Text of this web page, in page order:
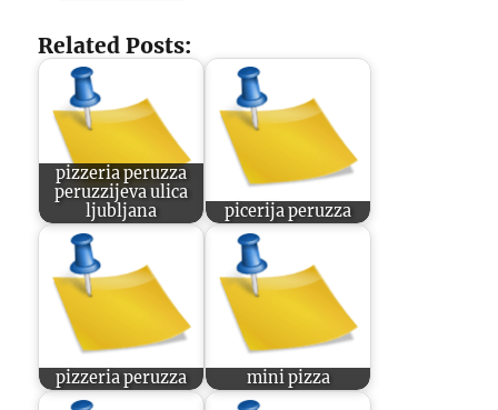
Related Posts:
pizzeria peruzza
peruzzijeva ulica
ljubljana
picerija peruzza
pizzeria peruzza mini pizza